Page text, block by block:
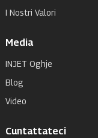
I Nostri Valori
Media
INJET Oghje
Blog
Video
Cuntattateci